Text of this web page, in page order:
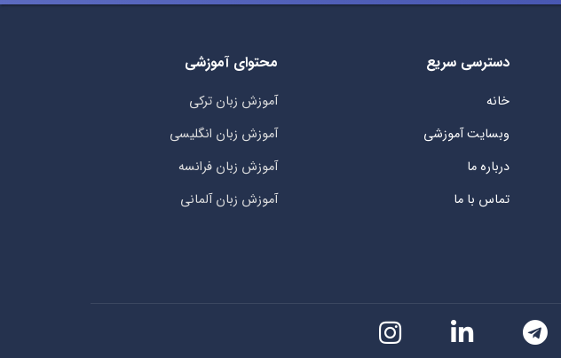
دسترسی سریع
خانه
وبسایت آموزشی
درباره ما
تماس با ما
محتوای آموزشی
آموزش زبان ترکی
آموزش زبان انگلیسی
آموزش زبان فرانسه
آموزش زبان آلمانی